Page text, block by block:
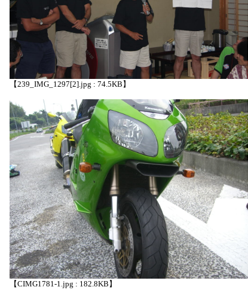
【239_IMG_1297[2].jpg : 74.5KB】
【CIMG1781-1.jpg : 182.8KB】